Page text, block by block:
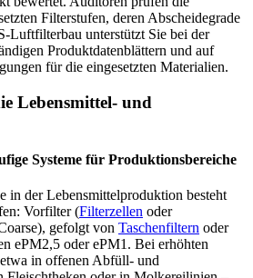
Filterstufen, deren Abscheidegrade
Luftfilterbau unterstützt Sie bei der
Produktdatenblättern und auf
für die eingesetzten Materialien.
Lebensmittel- und
Systeme für Produktionsbereiche
in der Lebensmittelproduktion besteht
Vorfilter (Filterzellen oder
gefolgt von Taschenfiltern oder
ePM2,5 oder ePM1. Bei erhöhten
in offenen Abfüll- und